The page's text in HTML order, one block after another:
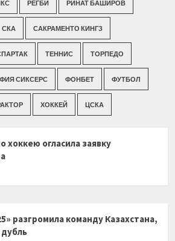
РЕГБИ РИНАТ БАШИРОВ
СКА САКРАМЕНТО КИНГЗ
ТЕННИС ТОРПЕДО
СИКСЕРС ФОНБЕТ ФУТБОЛ
ХОККЕЙ ЦСКА
хоккею огласила заявку
разгромила команду Казахстана,